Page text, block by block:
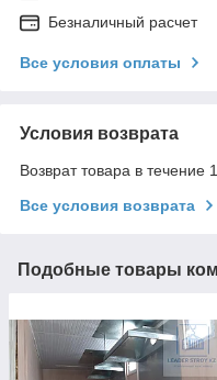
Безналичный расчет
Все условия оплаты
Условия возврата
Возврат товара в течение
Все условия возврата
Подобные товары